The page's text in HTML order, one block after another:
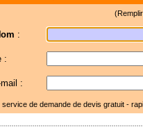
:
:
:
service de demande de devis gratuit -